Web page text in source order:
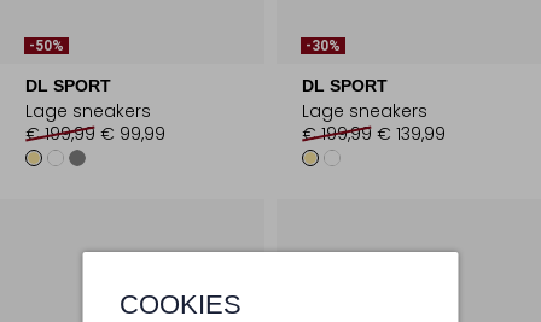
COOKIES
-50%
DL SPORT
Lage sneakers
€ 199,99 € 99,99
-30%
DL SPORT
Lage sneakers
€ 199,99 € 139,99